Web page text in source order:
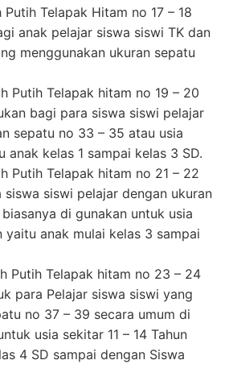
Telapak Hitam no 17 – 18
anak pelajar siswa siswi TK dan
menggunakan ukuran sepatu
Putih Telapak hitam no 19 – 20
bagi para siswa siswi pelajar
sepatu no 33 – 35 atau usia
anak kelas 1 sampai kelas 3 SD.
Putih Telapak hitam no 21 – 22
siswa siswi pelajar dengan ukuran
di gunakan untuk usia
yaitu anak mulai kelas 3 sampai
Putih Telapak hitam no 23 – 24
para Pelajar siswa siswi yang
no 37 – 39 secara umum di
usia sekitar 11 – 14 Tahun
4 SD sampai dengan Siswa